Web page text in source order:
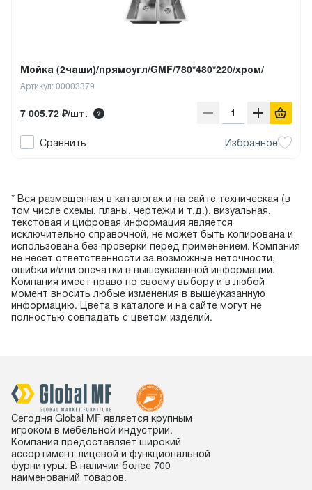
Мойка (2чаши)/прямоугл/GMF/780*480*220/хром/
Артикул: 00003379
7 005.72 ₽/шт.
Сравнить Избранное
* Вся размещенная в каталогах и на сайте техническая (в
том числе схемы, планы, чертежи и т.д.), визуальная,
текстовая и цифровая информация является
исключительно справочной, не может быть копирована и
использована без проверки перед применением. Компания
не несет ответственности за возможные неточности,
ошибки и/или опечатки в вышеуказанной информации.
Компания имеет право по своему выбору и в любой
момент вносить любые изменения в вышеуказанную
информацию. Цвета в каталоге и на сайте могут не
полностью совпадать с цветом изделий.
Сегодня Global MF является крупным
игроком в мебельной индустрии.
Компания предоставляет широкий
ассортимент лицевой и функциональной
фурнитуры. В наличии более 700
наименований товаров.